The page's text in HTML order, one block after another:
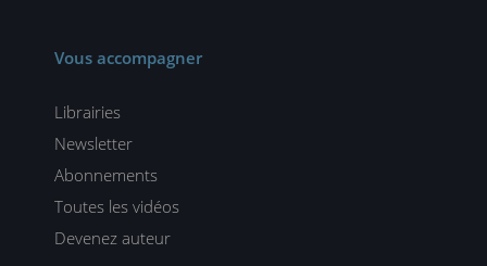
Vous accompagner
Librairies
Newsletter
Abonnements
Toutes les vidéos
Devenez auteur